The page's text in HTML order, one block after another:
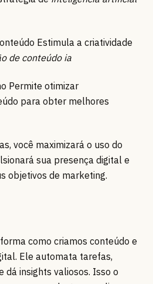
Estimula a criatividade
de conteúdo ia
Permite otimizar
para obter melhores
você maximizará o uso do
sua presença digital e
objetivos de marketing.
como criamos conteúdo e
Ele automata tarefas,
dá insights valiosos. Isso o